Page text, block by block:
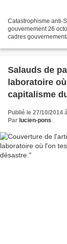
Catastrophisme anti-
gouvernement 26
cadres
Salauds de
laboratoire
capitalisme
Publié le 27/10/2014
Par lucien-pons